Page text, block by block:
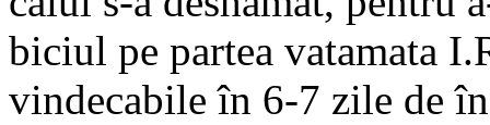
biciul pe partea vatamata
vindecabile în 6-7 zile de